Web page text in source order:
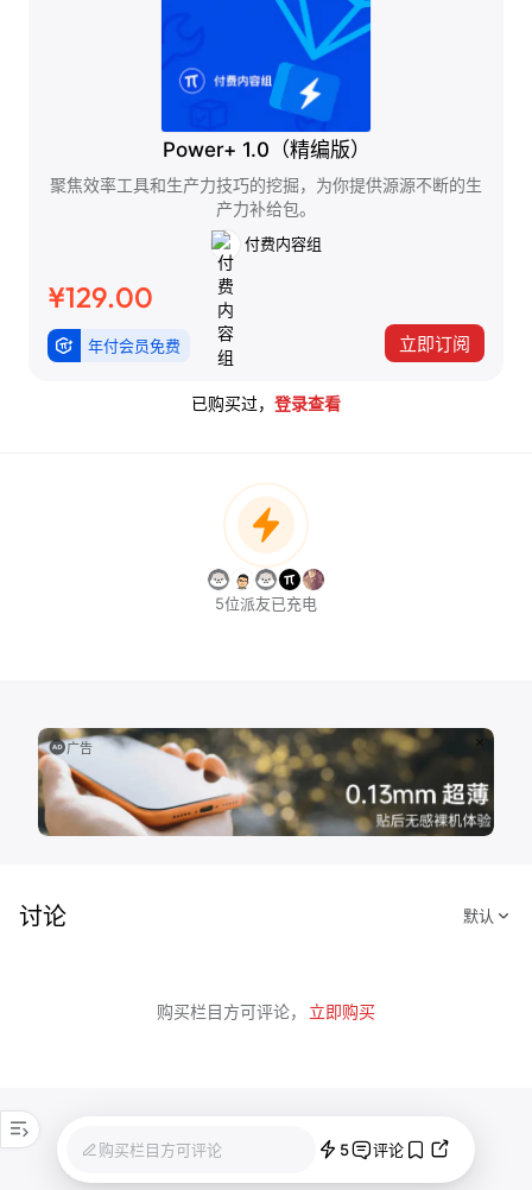
Power+ 1.0（精编版）
聚焦效率工具和生产力技巧的挖掘，为你提供源源不断的生
产力补给包。
付费内容组
¥129.00
年付会员免费 立即订阅
已购买过， 登录查看
5位派友已充电
广告
讨论
购买栏目方可评论， 立即购买
购买栏目方可评论 5 评论